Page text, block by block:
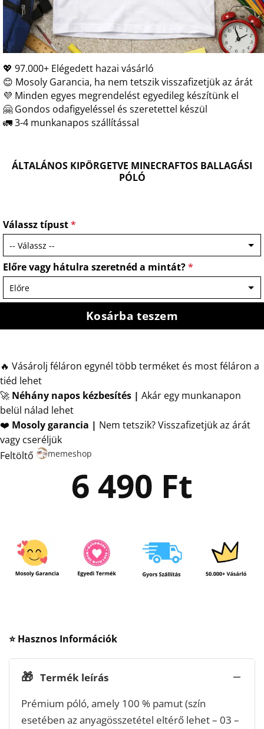
💖 97.000+ Elégedett hazai vásárló
😊 Mosoly Garancia, ha nem tetszik visszafizetjük az árát
💜 Minden egyes megrendelést egyedileg készítünk el
🤗 Gondos odafigyeléssel és szeretettel készül
🚛 3-4 munkanapos szállítással
ÁLTALÁNOS KIPÖRGETVE MINECRAFTOS BALLAGÁSI
PÓLÓ
Válassz típust*
Előre vagy hátulra szeretnéd a mintát?*
Kosárba teszem
🔥 Vásárolj féláron egynél több terméket és most féláron a
tiéd lehet
🚀 Néhány napos kézbesítés | Akár egy munkanapon
belül nálad lehet
❤️ Mosoly garancia | Nem tetszik? Visszafizetjük az árát
vagy cseréljük
Feltöltő
memeshop
6 490 Ft
⭐ Hasznos Információk
🎁 Termék leírás
Prémium póló, amely 100 % pamut (szín
esetében az anyagösszetétel eltérő lehet – 03 –